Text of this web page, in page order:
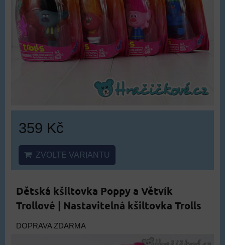
359 Kč
ZVOLTE VARIANTU
Dětská kšiltovka Poppy a Větvík
Trollové | Nastavitelná kšiltovka Trolls
DOPRAVA ZDARMA